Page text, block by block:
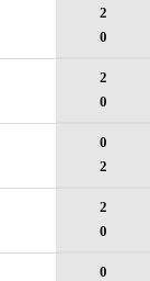
2
0
2
0
0
2
2
0
0